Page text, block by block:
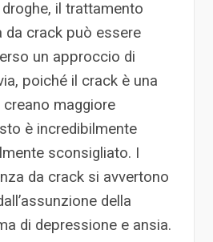
il trattamento
da crack può essere
un approccio di
poiché il crack è una
maggiore
è incredibilmente
sconsigliato. I
da crack si avvertono
della
di depressione e ansia.